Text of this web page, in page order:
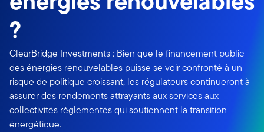
?
ClearBridge Investments : Bien que le financement public
des énergies renouvelables puisse se voir confronté à un
risque de politique croissant, les régulateurs continueront à
assurer des rendements attrayants aux services aux
collectivités réglementés qui soutiennent la transition
énergétique.